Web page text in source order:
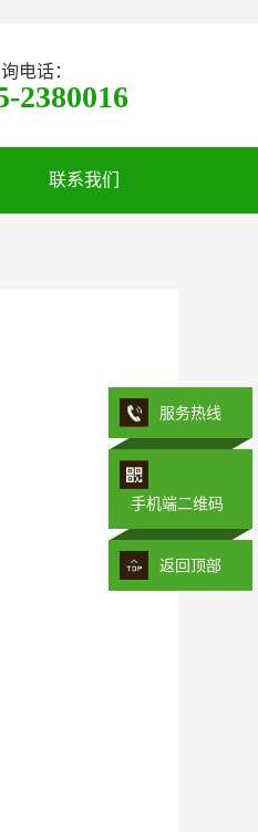
联系我们
电话：
2380016
服务热线
手机端二维码
返回顶部